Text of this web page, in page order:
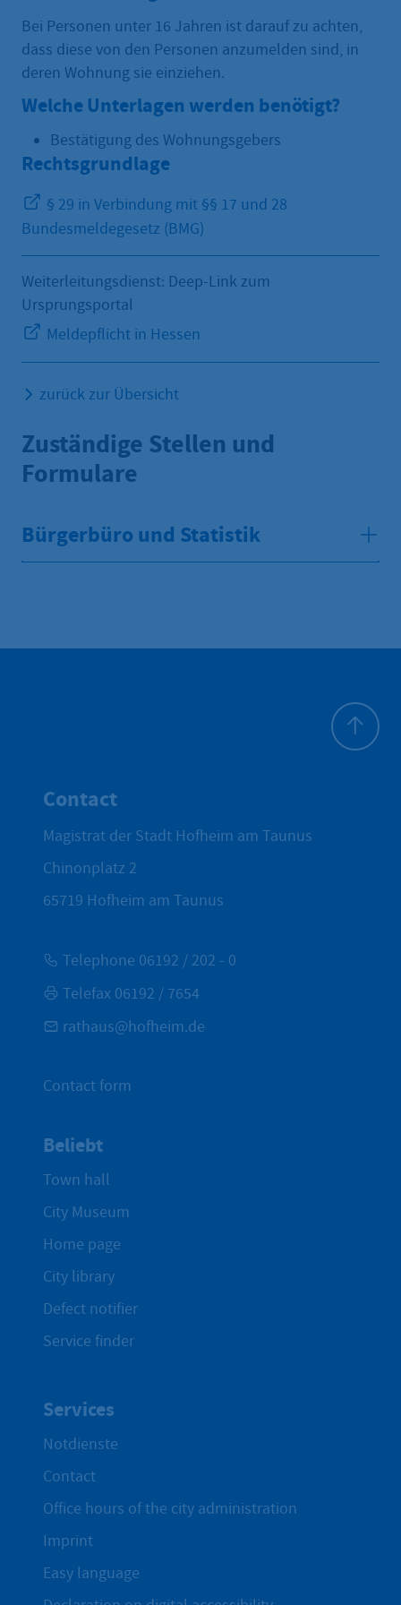
Bei Personen unter 16 Jahren ist darauf zu achten,
dass diese von den Personen anzumelden sind, in
deren Wohnung sie einziehen.
Welche Unterlagen werden benötigt?
Bestätigung des Wohnungsgebers
Rechtsgrundlage
§ 29 in Verbindung mit §§ 17 und 28
Bundesmeldegesetz (BMG)
Weiterleitungsdienst: Deep-Link zum
Ursprungsportal
Meldepflicht in Hessen
zurück zur Übersicht
Zuständige Stellen und
Formulare
Bürgerbüro und Statistik
Contact
Magistrat der Stadt Hofheim am Taunus
Chinonplatz 2
65719 Hofheim am Taunus
Telephone 06192 / 202 - 0
Telefax 06192 / 7654
rathaus@hofheim.de
Contact form
Beliebt
Town hall
City Museum
Home page
City library
Defect notifier
Service finder
Services
Notdienste
Contact
Office hours of the city administration
Imprint
Easy language